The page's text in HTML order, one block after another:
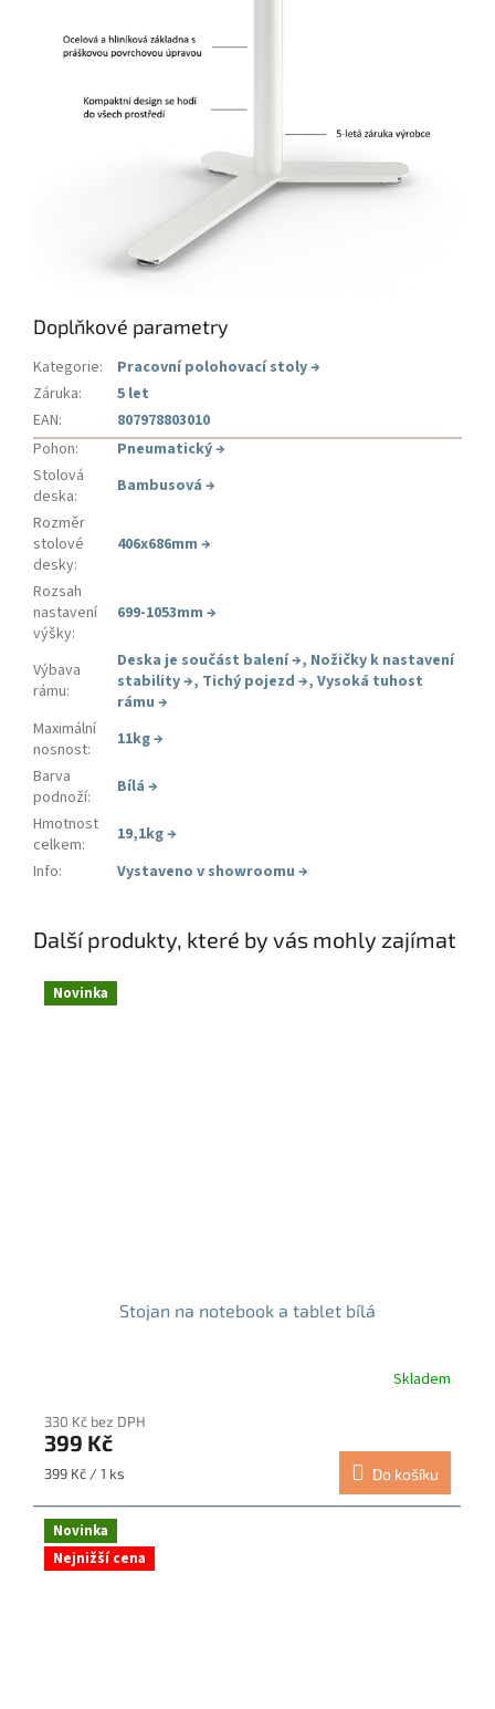
Doplňkové parametry
Kategorie: Pracovní polohovací stoly→
Záruka:
5 let
EAN:
807978803010
Pohon: Pneumatický→
Stolová
deska: Bambusová →
Rozměr
stolové
desky:
406x686mm →
Rozsah
nastavení
výšky:
699-1053mm →
Výbava
rámu:
Deska je součást balení→, Nožičky k nastavení
stability→, Tichý pojezd →, Vysoká tuhost
rámu →
Maximální
nosnost: 11kg→
Barva
podnoží: Bílá →
Hmotnost
celkem: 19,1kg→
Info: Vystaveno v showroomu →
Další produkty, které by vás mohly zajímat
Novinka
Stojan na notebook a tablet bílá
produktu
je
5,0
z
5
hvězdiček.
Skladem
330 Kč bez DPH
399 Kč
Měrná
399 Kč / 1 ks Do košíku
Novinka
Nejnižší cena